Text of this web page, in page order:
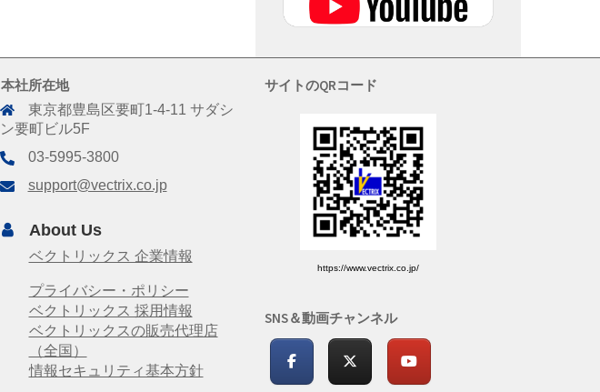
本社所在地
東京都豊島区要町1-4-11 サダシ
ン要町ビル5F
03-5995-3800
support@vectrix.co.jp
About Us
ベクトリックス 企業情報
プライバシー・ポリシー
ベクトリックス 採用情報
ベクトリックスの販売代理店
（全国）
情報セキュリティ基本方針
サイトのQRコード
https://www.vectrix.co.jp/
SNS＆動画チャンネル